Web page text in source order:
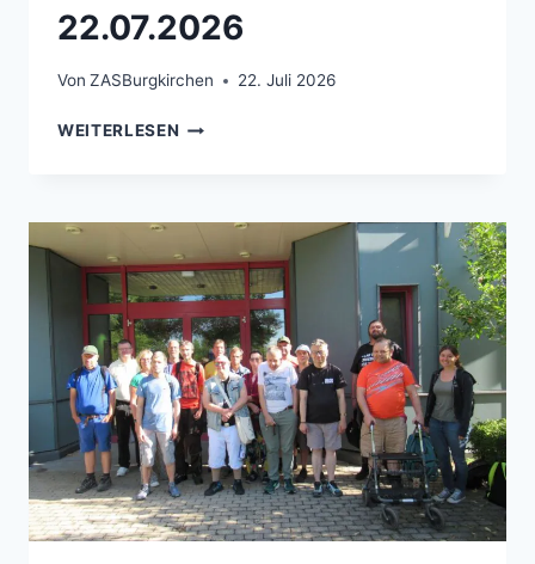
22.07.2026
Von ZASBurgkirchen 22. Juli 2026
WEITERLESEN GRUNDSCHULE BERGEN, 22.07.2026